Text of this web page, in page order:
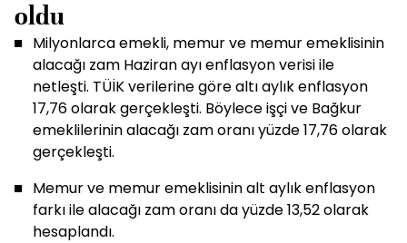
oldu
Milyonlarca emekli, memur ve memur emeklisinin
alacağı zam Haziran ayı enflasyon verisi ile
netleşti. TÜİK verilerine göre altı aylık enflasyon
17,76 olarak gerçekleşti. Böylece işçi ve Bağkur
emeklilerinin alacağı zam oranı yüzde 17,76 olarak
gerçekleşti.
Memur ve memur emeklisinin alt aylık enflasyon
farkı ile alacağı zam oranı da yüzde 13,52 olarak
hesaplandı.